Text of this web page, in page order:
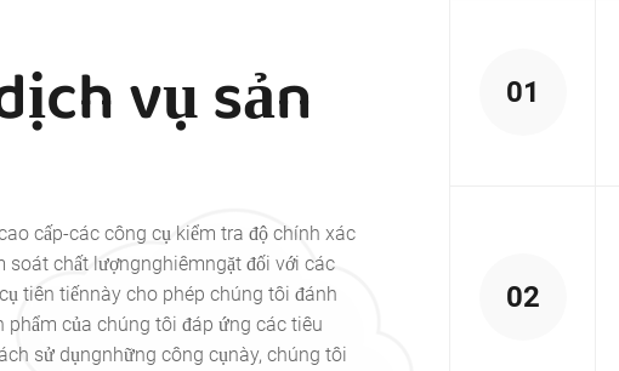
vụ sản
cấp-các công cụ kiểm tra độ chính xác
chất lượngnghiêmngặt đối với các
tiên tiếnnày cho phép chúng tôi đánh
phẩm của chúng tôi đáp ứng các tiêu
sử dụngnhững công cụnày, chúng tôi
01
02